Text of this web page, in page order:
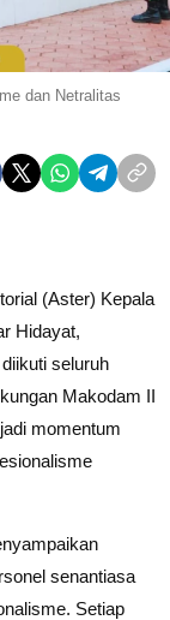
dan Netralitas
(Aster) Kepala
Hidayat,
seluruh
Makodam II
momentum
senantiasa
Setiap